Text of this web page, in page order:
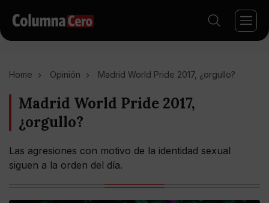
Home Opinión Madrid World Pride 2017, ¿orgullo?
Madrid World Pride 2017,
¿orgullo?
Las agresiones con motivo de la identidad sexual
siguen a la orden del día.